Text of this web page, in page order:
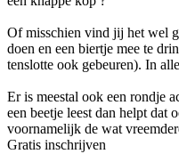
Of misschien vind jij het wel
doen en een biertje mee te
tenslotte ook gebeuren). In
Er is meestal ook een rondje
een beetje leest dan helpt dat
voornamelijk de wat
Gratis inschrijven